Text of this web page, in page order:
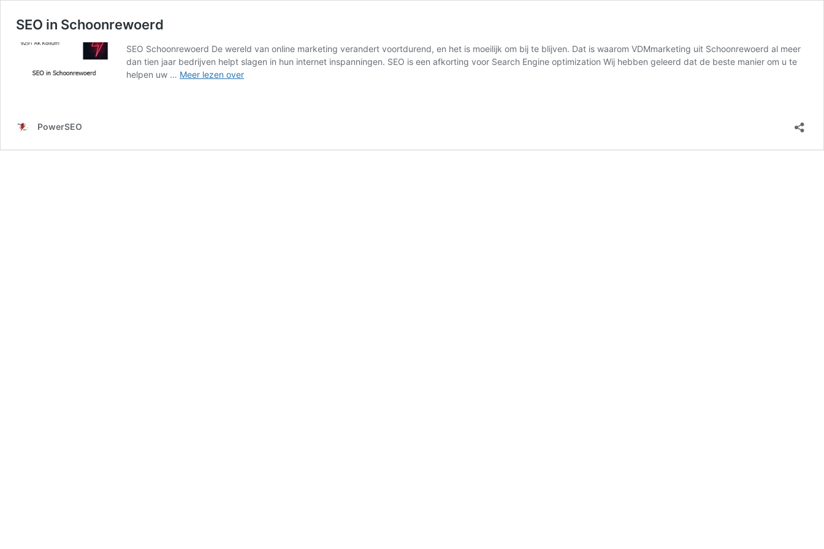
SEO in Schoonrewoerd
SEO Schoonrewoerd De wereld van online marketing verandert voortdurend, en het is moeilijk om bij te blijven. Dat is waarom VDMmarketing uit Schoonrewoerd al meer
dan tien jaar bedrijven helpt slagen in hun internet inspanningen. SEO is een afkorting voor Search Engine optimization Wij hebben geleerd dat de beste manier om u te
helpen uw … Meer lezen overSEO
PowerSEO